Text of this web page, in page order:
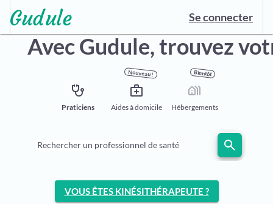
Se connecter
Avec Gudule,trouvez
stethoscope
Praticiens
Nouveau !
medical_services
Aides à domicile
Bientôt
holiday_village
Hébergements
Rechercher un professionnel de santé search
VOUS ÊTES KINÉSITHÉRAPEUTE ?